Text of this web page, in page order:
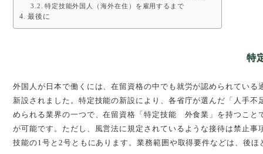
特定技能外国人（海外在住）を雇用するまで
最後に
特
外国人が日本で働くには、在留資格の中でも就労が認められてい
新設されました。特定技能の新設により、各省庁が選んだ「人手
められる業界の一つで、在留資格「特定技能 外食業」を持つこと
が可能です。ただし、風営法に規定されているような接待は禁止
技能の1号と2号ともにあります。業務範囲や取得要件などは、後ほ